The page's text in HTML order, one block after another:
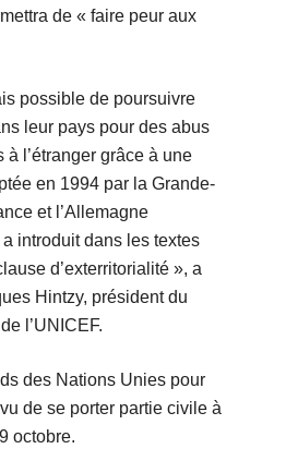
de « faire peur aux
possible de poursuivre
leur pays pour des abus
à l’étranger grâce à une
en 1994 par la Grande-
et l’Allemagne
introduit dans les textes
d’exterritorialité », a
Hintzy, président du
l’UNICEF.
des Nations Unies pour
de se porter partie civile à
octobre.